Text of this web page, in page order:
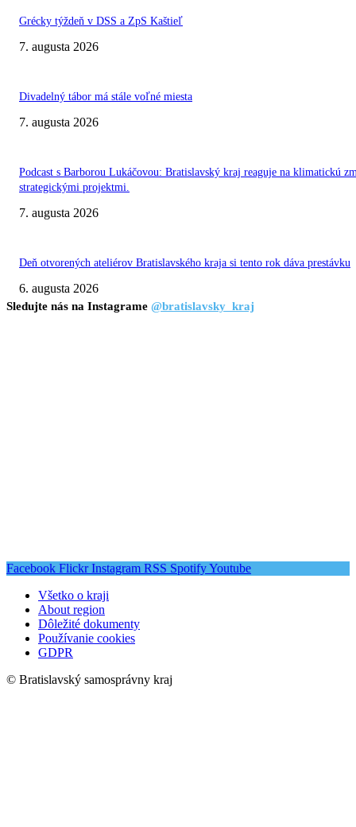
Grécky týždeň v DSS a ZpS Kaštieľ
7. augusta 2026
Divadelný tábor má stále voľné miesta
7. augusta 2026
Podcast s Barborou Lukáčovou: Bratislavský kraj reaguje na klimatickú
strategickými projektmi.
7. augusta 2026
Deň otvorených ateliérov Bratislavského kraja si tento rok dáva prestávku
6. augusta 2026
Sledujte nás na Instagrame @bratislavsky_kraj
Facebook Flickr Instagram RSS SpotifyYoutube
Všetko o kraji
About region
Dôležité dokumenty
Používanie cookies
GDPR
© Bratislavský samosprávny kraj